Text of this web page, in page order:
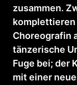
zusammen.
komplettieren
Choreografin
tänzerische
Fuge bei; der
mit einer